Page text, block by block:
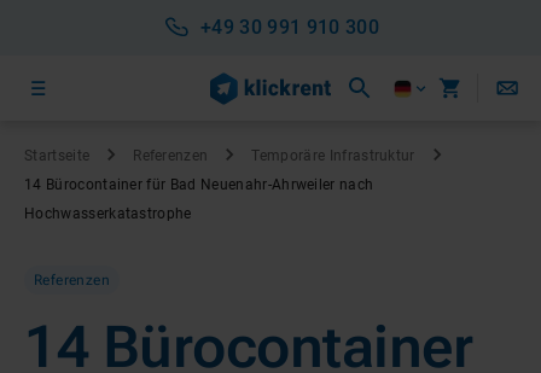
+49 30 991 910 300
Startseite Referenzen
Temporäre Infrastruktur
14 Bürocontainer für Bad Neuenahr-Ahrweiler nach
Hochwasserkatastrophe
Referenzen
14 Bürocontainer